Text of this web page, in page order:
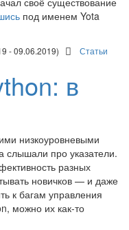
под именем Yota
- 09.06.2019) Статьи
в
низкоуровневыми
слышали про указатели.
разных
новичков — и даже
к багам управления
можно их как-то